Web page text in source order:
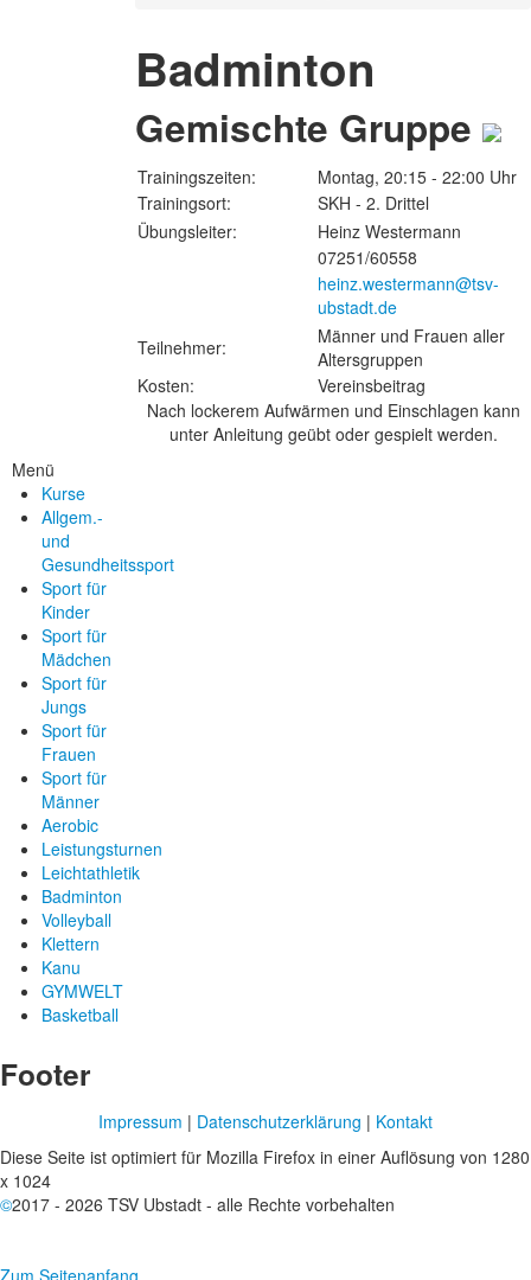
Badminton
Gemischte Gruppe
Trainingszeiten:
Montag, 20:15 - 22:00 Uhr
Trainingsort:
SKH - 2. Drittel
Übungsleiter:
Heinz Westermann
07251/60558
heinz.westermann@tsv-
ubstadt.de
Teilnehmer:
Männer und Frauen aller
Altersgruppen
Kosten:
Vereinsbeitrag
Nach lockerem Aufwärmen und Einschlagen kann
unter Anleitung geübt oder gespielt werden.
Menü
Kurse
Allgem.-
und
Gesundheitssport
Sport für
Kinder
Sport für
Mädchen
Sport für
Jungs
Sport für
Frauen
Sport für
Männer
Aerobic
Leistungsturnen
Leichtathletik
Badminton
Volleyball
Klettern
Kanu
GYMWELT
Basketball
Footer
Impressum | Datenschutzerklärung | Kontakt
Diese Seite ist optimiert für Mozilla Firefox in einer Auflösung von 1280
x 1024
©2017 - 2026 TSV Ubstadt - alle Rechte vorbehalten